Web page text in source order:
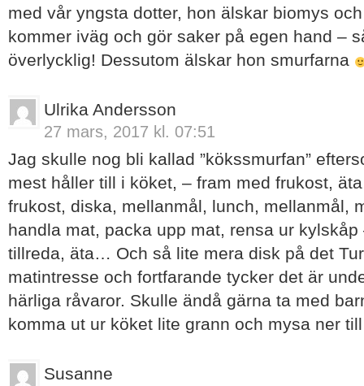
med vår yngsta dotter, hon älskar biomys
kommer iväg och gör saker på egen hand –
överlycklig! Dessutom älskar hon smurfarna
Ulrika Andersson
27 mars, 2017 kl. 07:51
Jag skulle nog bli kallad ”kökssmurfan”
mest håller till i köket, – fram med frukost,
frukost, diska, mellanmål, lunch, mellanmål,
handla mat, packa upp mat, rensa ur
tillreda, äta… Och så lite mera disk på det
matintresse och fortfarande tycker det är
härliga råvaror. Skulle ändå gärna ta med
komma ut ur köket lite grann och mysa ner
Susanne